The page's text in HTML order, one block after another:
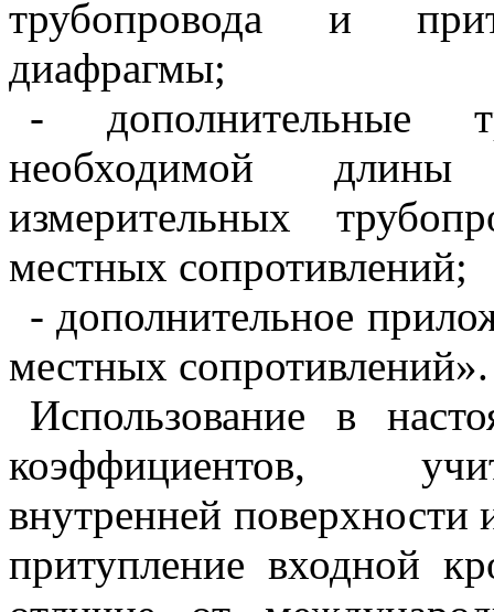
трубопровода и
диафрагмы;
- дополнительные
необходимой длины
измерительных
местных сопротивлений;
- дополнительное
местных сопротивлений».
Использование в
коэффициентов,
внутренней поверхности
притупление входной